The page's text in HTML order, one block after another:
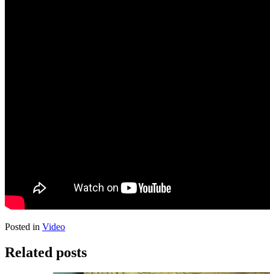
Posted in Video
Related posts